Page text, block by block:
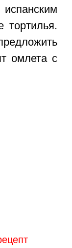
тортилья.
омлета с